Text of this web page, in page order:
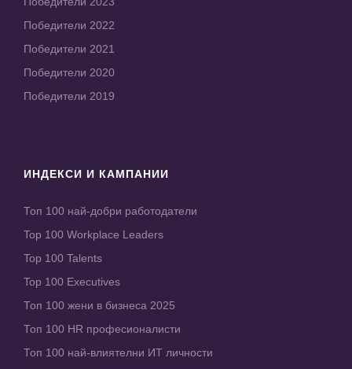
Победители 2022
Победители 2021
Победители 2020
Победители 2019
ИНДЕКСИ И КАМПАНИИ
Топ 100 най-добри работодатели
Top 100 Workplace Leaders
Top 100 Talents
Top 100 Executives
Топ 100 жени в бизнеса 2025
Топ 100 HR професионалисти
Топ 100 най-влиятелни ИТ личности